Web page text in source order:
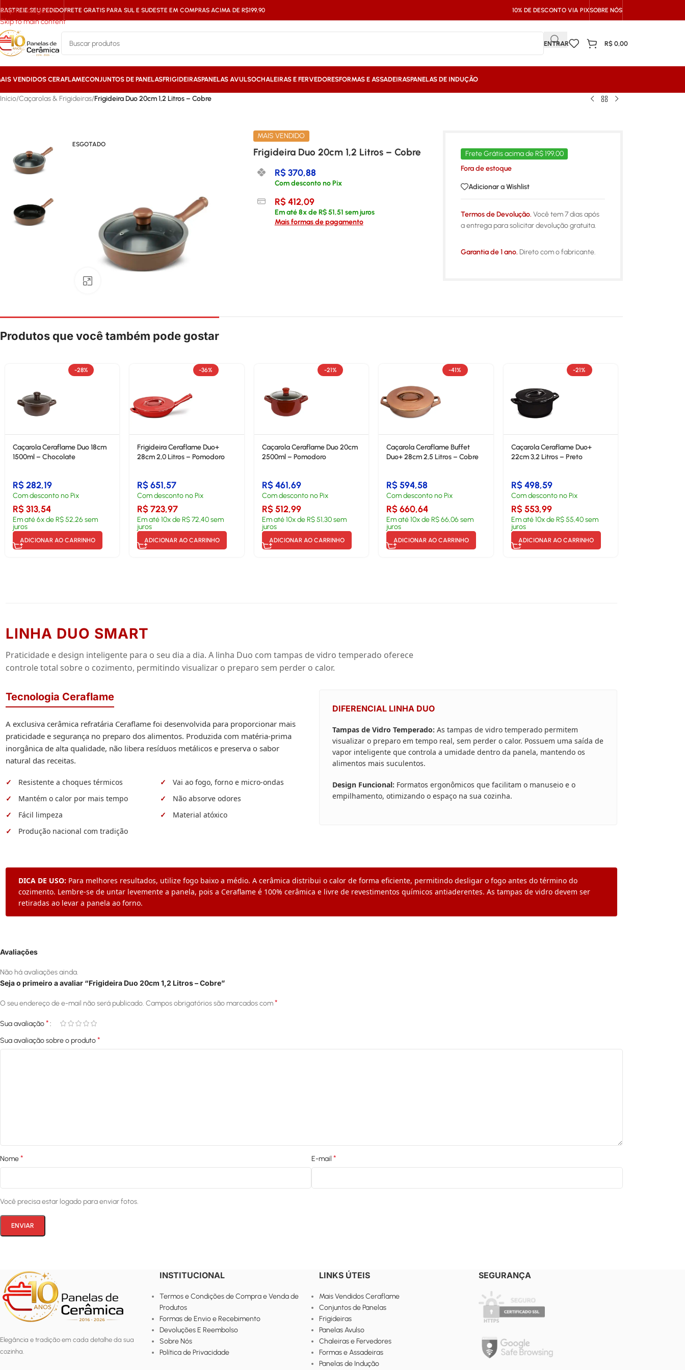
Skip to navigation
Skip to main content
RASTREIE SEU PEDIDOFRETE GRATIS PARA SUL E SUDESTE EM COMPRAS ACIMA DE R$199,90 10% DE DESCONTO VIA PIXSOBRE NÓS
ENTRAR R$ 0,00
VENDIDOS CERAFLAMECONJUNTOS DE PANELASFRIGIDEIRASPANELAS AVULSOCHALEIRAS E FERVEDORESFORMAS E ASSADEIRASPANELAS DE INDUÇÃO
Início/Caçarolas & Frigideiras/Frigideira Duo 20cm 1,2 Litros – Cobre
ESGOTADO
MAIS VENDIDO
Frigideira Duo 20cm 1,2 Litros – Cobre
R$370,88
Com desconto no Pix
R$412,09
Em até8x deR$51,51 sem juros
Mais formas de pagamento
Frete Grátis acima de R$ 199,00
Fora de estoque
Adicionar a Wishlist
Termos de Devolução. Você tem 7 dias após
a entrega para solicitar devolução gratuita.
Garantia de 1 ano. Direto com o fabricante.
Produtos que você também pode gostar
-28%
Caçarola Ceraflame Duo 18cm
1500ml – Chocolate
R$282,19
Com desconto no Pix
R$313,54
Em até6x deR$52,26 sem
juros
ADICIONAR AO CARRINHO
-36%
Frigideira Ceraflame Duo+
28cm 2,0 Litros – Pomodoro
R$651,57
Com desconto no Pix
R$723,97
Em até10x deR$72,40sem
juros
ADICIONAR AO CARRINHO
-21%
Caçarola Ceraflame Duo 20cm
2500ml – Pomodoro
R$461,69
Com desconto no Pix
R$512,99
Em até10x deR$51,30sem
juros
ADICIONAR AO CARRINHO
-41%
Caçarola Ceraflame Buffet
Duo+ 28cm 2,5 Litros – Cobre
R$594,58
Com desconto no Pix
R$660,64
Em até10x deR$66,06 sem
juros
ADICIONAR AO CARRINHO
-21%
Caçarola Ceraflame Duo+
22cm 3,2 Litros – Preto
R$498,59
Com desconto no Pix
R$553,99
Em até10x deR$55,40sem
juros
ADICIONAR AO CARRINHO
LINHA DUO SMART
Praticidade e design inteligente para o seu dia a dia. A linha Duo com tampas de vidro temperado oferece
controle total sobre o cozimento, permitindo visualizar o preparo sem perder o calor.
Tecnologia Ceraflame
A exclusiva cerâmica refratária Ceraflame foi desenvolvida para proporcionar mais
praticidade e segurança no preparo dos alimentos. Produzida com matéria-prima
inorgânica de alta qualidade, não libera resíduos metálicos e preserva o sabor
natural das receitas.
Resistente a choques térmicos
Vai ao fogo, forno e micro-ondas
Mantém o calor por mais tempo
Não absorve odores
Fácil limpeza
Material atóxico
Produção nacional com tradição
DIFERENCIAL LINHA DUO
Tampas de Vidro Temperado: As tampas de vidro temperado permitem
visualizar o preparo em tempo real, sem perder o calor. Possuem uma saída de
vapor inteligente que controla a umidade dentro da panela, mantendo os
alimentos mais suculentos.
Design Funcional: Formatos ergonômicos que facilitam o manuseio e o
empilhamento, otimizando o espaço na sua cozinha.
DICA DE USO: Para melhores resultados, utilize fogo baixo a médio. A cerâmica distribui o calor de forma eficiente, permitindo desligar o fogo antes do término do
cozimento. Lembre-se de untar levemente a panela, pois a Ceraflame é 100% cerâmica e livre de revestimentos químicos antiaderentes. As tampas de vidro devem ser
retiradas ao levar a panela ao forno.
Avaliações
Não há avaliações ainda.
Seja o primeiro a avaliar “Frigideira Duo 20cm 1,2 Litros – Cobre”
O seu endereço de e-mail não será publicado. Campos obrigatórios são marcados com*
Sua avaliação*
Sua avaliação sobre o produto*
Nome* E-mail *
Você precisa estar logado para enviar fotos.
Elegância e tradição em cada detalhe da sua
cozinha.
INSTITUCIONAL
Termos e Condições de Compra e Venda de
Produtos
Formas de Envio e Recebimento
Devoluções E Reembolso
Sobre Nós
Política de Privacidade
LINKS ÚTEIS
Mais Vendidos Ceraflame
Conjuntos de Panelas
Frigideiras
Panelas Avulso
Chaleiras e Fervedores
Formas e Assadeiras
Panelas de Indução
SEGURANÇA